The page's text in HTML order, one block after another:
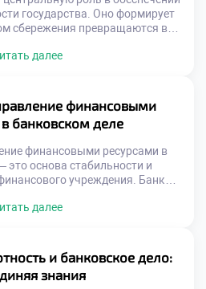
государства. Оно формирует
сбережения превращаются в
Без эффективной банковской
государства сохранять
противостоять кризисам
и […]
далее
финансовыми
банковском деле
финансовыми ресурсами в
это основа стабильности и
учреждения. Банки
так и самим институтам.
себя не только распределение
планирование, оценку […]
далее
и банковское дело:
знания